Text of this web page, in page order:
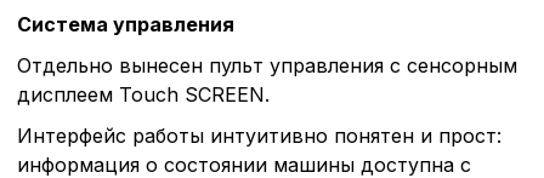
Система управления
Отдельно вынесен пульт управления с сенсорным
дисплеем Touch SCREEN.
Интерфейс работы интуитивно понятен и прост:
информация о состоянии машины доступна с